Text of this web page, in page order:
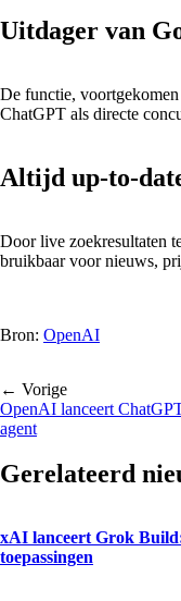
Uitdager van
De functie,
ChatGPT als directe
Altijd up-to-
Door live zoekresultaten
bruikbaar voor nieuws,
Bron: OpenAI
← Vorige
OpenAI lanceert
agent
Gerelateerd
xAI lanceert Grok
toepassingen